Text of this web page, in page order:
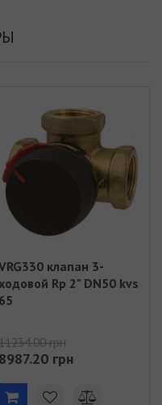
клапан 3-
Rp 2" DN50 kvs
65
грн
8987.20 грн